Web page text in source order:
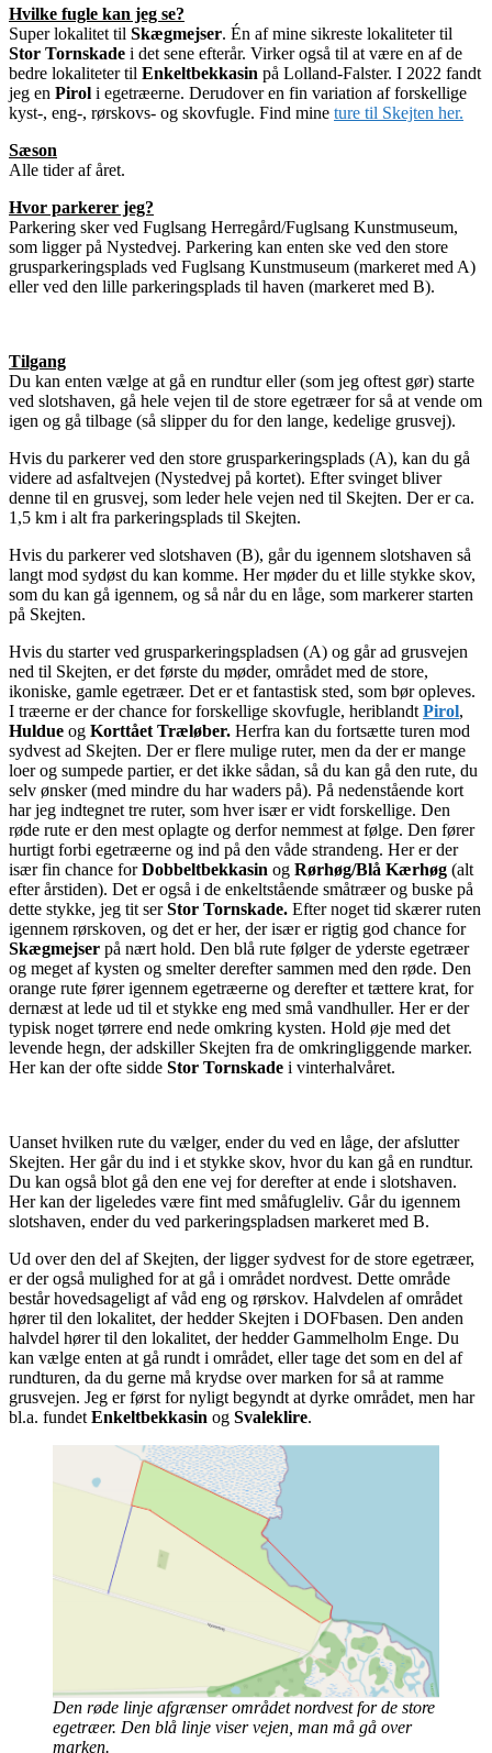
Hvilke fugle kan jeg se?
Super lokalitet til Skægmejser. Én af mine sikreste lokaliteter til
Stor Tornskade i det sene efterår. Virker også til at være en af de
bedre lokaliteter til Enkeltbekkasin på Lolland-Falster. I 2022 fandt
jeg en Pirol i egetræerne. Derudover en fin variation af forskellige
kyst-, eng-, rørskovs- og skovfugle. Find mine ture til Skejten her.
Sæson
Alle tider af året.
Hvor parkerer jeg?
Parkering sker ved Fuglsang Herregård/Fuglsang Kunstmuseum,
som ligger på Nystedvej. Parkering kan enten ske ved den store
grusparkeringsplads ved Fuglsang Kunstmuseum (markeret med A)
eller ved den lille parkeringsplads til haven (markeret med B).
Tilgang
Du kan enten vælge at gå en rundtur eller (som jeg oftest gør) starte
ved slotshaven, gå hele vejen til de store egetræer for så at vende om
igen og gå tilbage (så slipper du for den lange, kedelige grusvej).
Hvis du parkerer ved den store grusparkeringsplads (A), kan du gå
videre ad asfaltvejen (Nystedvej på kortet). Efter svinget bliver
denne til en grusvej, som leder hele vejen ned til Skejten. Der er ca.
1,5 km i alt fra parkeringsplads til Skejten.
Hvis du parkerer ved slotshaven (B), går du igennem slotshaven så
langt mod sydøst du kan komme. Her møder du et lille stykke skov,
som du kan gå igennem, og så når du en låge, som markerer starten
på Skejten.
Hvis du starter ved grusparkeringspladsen (A) og går ad grusvejen
ned til Skejten, er det første du møder, området med de store,
ikoniske, gamle egetræer. Det er et fantastisk sted, som bør opleves.
I træerne er der chance for forskellige skovfugle, heriblandt Pirol,
Huldue og Korttået Træløber. Herfra kan du fortsætte turen mod
sydvest ad Skejten. Der er flere mulige ruter, men da der er mange
loer og sumpede partier, er det ikke sådan, så du kan gå den rute, du
selv ønsker (med mindre du har waders på). På nedenstående kort
har jeg indtegnet tre ruter, som hver især er vidt forskellige. Den
røde rute er den mest oplagte og derfor nemmest at følge. Den fører
hurtigt forbi egetræerne og ind på den våde strandeng. Her er der
især fin chance forDobbeltbekkasin og Rørhøg/Blå Kærhøg (alt
efter årstiden). Det er også i de enkeltstående småtræer og buske på
dette stykke, jeg tit serStor Tornskade. Efter noget tid skærer ruten
igennem rørskoven, og det er her, der især er rigtig god chance for
Skægmejser på nært hold. Den blå rute følger de yderste egetræer
og meget af kysten og smelter derefter sammen med den røde. Den
orange rute fører igennem egetræerne og derefter et tættere krat, for
dernæst at lede ud til et stykke eng med små vandhuller. Her er der
typisk noget tørrere end nede omkring kysten. Hold øje med det
levende hegn, der adskiller Skejten fra de omkringliggende marker.
Her kan der ofte sidde Stor Tornskade i vinterhalvåret.
Uanset hvilken rute du vælger, ender du ved en låge, der afslutter
Skejten. Her går du ind i et stykke skov, hvor du kan gå en rundtur.
Du kan også blot gå den ene vej for derefter at ende i slotshaven.
Her kan der ligeledes være fint med småfugleliv. Går du igennem
slotshaven, ender du ved parkeringspladsen markeret med B.
Ud over den del af Skejten, der ligger sydvest for de store egetræer,
er der også mulighed for at gå i området nordvest. Dette område
består hovedsageligt af våd eng og rørskov. Halvdelen af området
hører til den lokalitet, der hedder Skejten i DOFbasen. Den anden
halvdel hører til den lokalitet, der hedder Gammelholm Enge. Du
kan vælge enten at gå rundt i området, eller tage det som en del af
rundturen, da du gerne må krydse over marken for så at ramme
grusvejen. Jeg er først for nyligt begyndt at dyrke området, men har
bl.a. fundet Enkeltbekkasin og Svaleklire.
Den røde linje afgrænser området nordvest for de store
egetræer. Den blå linje viser vejen, man må gå over
marken.